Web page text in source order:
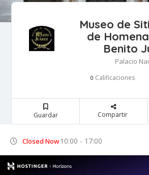
Museo de
de
Benito
Palacio
0 Calificaciones
Guardar Compartir
Closed Now10:00 - 17:00